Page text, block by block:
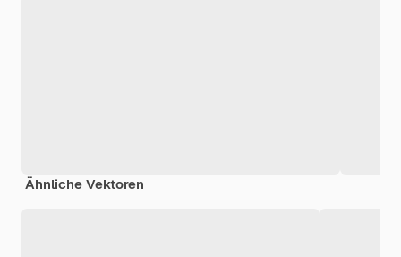
Ähnliche Vektoren